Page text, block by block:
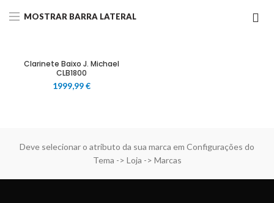
MOSTRAR BARRA LATERAL
Clarinete Baixo J. Michael
CLB1800
1999,99€
Deve selecionar o atributo da sua marca em Configurações do
Tema -> Loja -> Marcas